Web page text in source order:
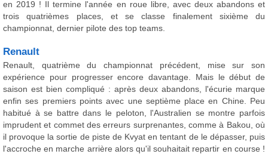
en 2019 ! Il termine l'année en roue libre, avec deux abandons et
trois quatrièmes places, et se classe finalement sixième du
championnat, dernier pilote des top teams.
Renault
Renault, quatrième du championnat précédent, mise sur son
expérience pour progresser encore davantage. Mais le début de
saison est bien compliqué : après deux abandons, l'écurie marque
enfin ses premiers points avec une septième place en Chine. Peu
habitué à se battre dans le peloton, l'Australien se montre parfois
imprudent et commet des erreurs surprenantes, comme à Bakou, où
il provoque la sortie de piste de Kvyat en tentant de le dépasser, puis
l'accroche en marche arrière alors qu'il souhaitait repartir en course !